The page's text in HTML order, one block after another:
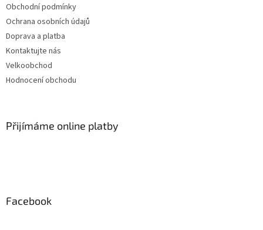
Obchodní podmínky
Ochrana osobních údajů
Doprava a platba
Kontaktujte nás
Velkoobchod
Hodnocení obchodu
Přijímáme online platby
Facebook